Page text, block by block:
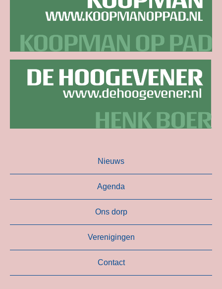
Nieuws
Agenda
Ons dorp
Verenigingen
Contact